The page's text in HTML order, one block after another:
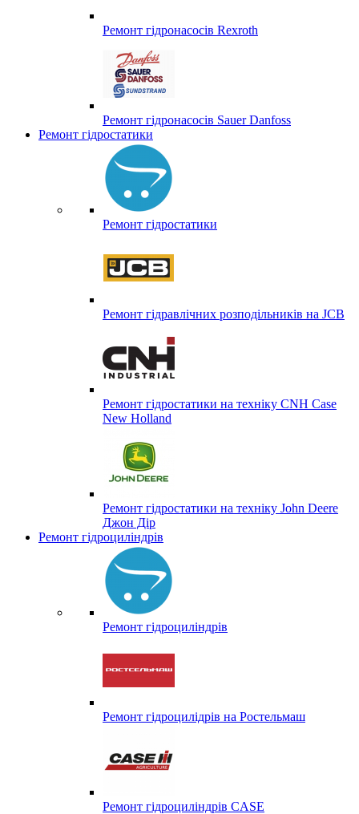
Ремонт гідронасосів Rexroth
Ремонт гідронасосів Sauer Danfoss
Ремонт гідростатики
Ремонт гідростатики
Ремонт гідравлічних розподільників на JCB
Ремонт гідростатики на техніку CNH Case
New Holland
Ремонт гідростатики на техніку John Deere
Джон Дір
Ремонт гідроциліндрів
Ремонт гідроциліндрів
Ремонт гідроцилідрів на Ростельмаш
Ремонт гідроциліндрів CASE